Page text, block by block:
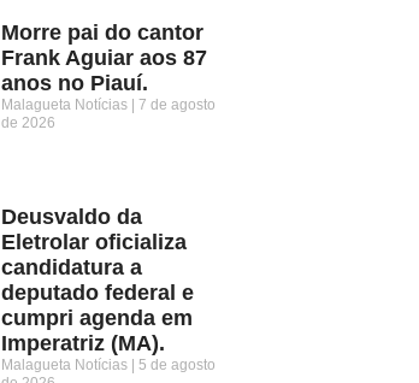
Morre pai do cantor
Frank Aguiar aos 87
anos no Piauí.
Malagueta Notícias
7 de agosto
de 2026
Deusvaldo da
Eletrolar oficializa
candidatura a
deputado federal e
cumpri agenda em
Imperatriz (MA).
Malagueta Notícias
5 de agosto